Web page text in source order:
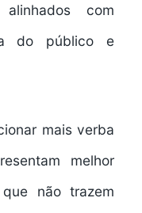
com
do público e
mais verba
melhor
não trazem